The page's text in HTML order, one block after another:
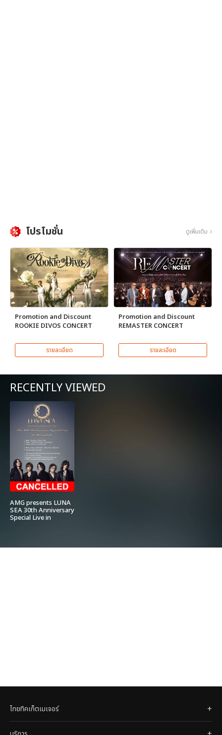
โปรโมชั่น ดูเพิ่มเติม
Promotion and Discount
ROOKIE DIVOS CONCERT
รายละเอียด
Promotion and Discount
REMASTER CONCERT
รายละเอียด
RECENTLY VIEWED
AMG presents LUNA
SEA 30th Anniversary
Special Live in
ไทยทิคเก็ตเมเจอร์